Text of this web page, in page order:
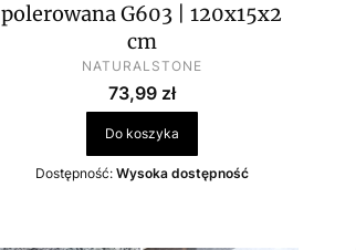
polerowana G603 | 120x15x2
cm
PRODUCENT
NATURALSTONE
Cena
73,99 zł
Do koszyka
Dostępność: Wysoka dostępność